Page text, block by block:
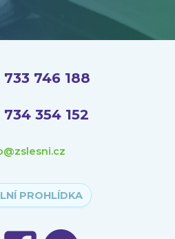
733 746 188
734 354 152
PROHLÍDKA